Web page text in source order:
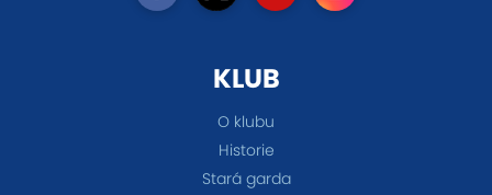
KLUB
O klubu
Historie
Stará garda